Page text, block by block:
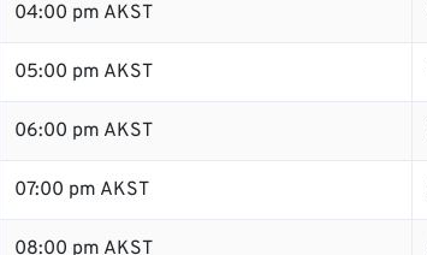
04:00 pm AKST
05:00 pm AKST
06:00 pm AKST
07:00 pm AKST
08:00 pm AKST